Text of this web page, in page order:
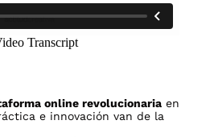
online revolucionaria en
e innovación van de la